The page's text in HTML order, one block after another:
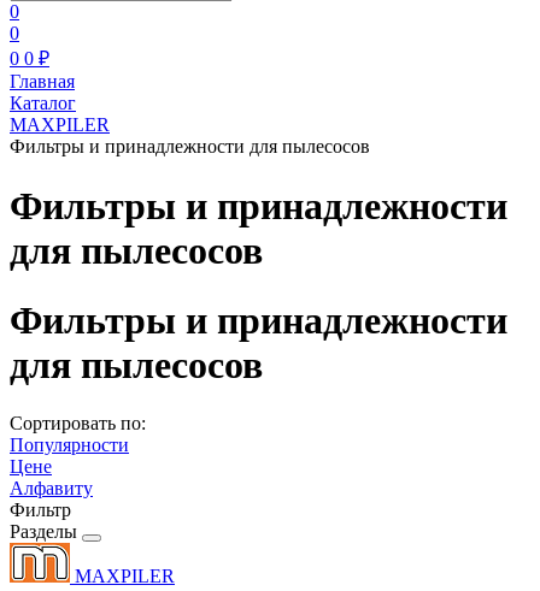
0
0
0 0 ₽
Главная
Каталог
MAXPILER
Фильтры и принадлежности для пылесосов
Фильтры и принадлежности
для пылесосов
Фильтры и принадлежности
для пылесосов
Сортировать по:
Популярности
Цене
Алфавиту
Фильтр
Разделы
MAXPILER